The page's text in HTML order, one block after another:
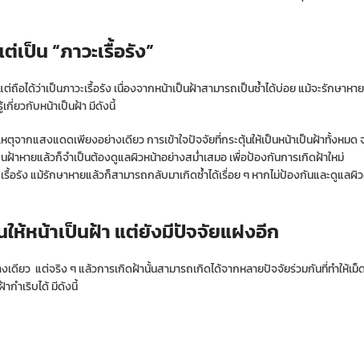
ป็น “ภาวะเรื้อรัง”
อได้ว่าเป็นภาวะเรื้อรัง เนื่องจากหน้าเป็นฝ้าสามารถเป็นซ้ำได้บ่อย แม้จะรักษาห
กี่ยวกับหน้าเป็นฝ้า มีดังนี้
หตุจากแสงแดดเพียงอย่างเดียว การเข้าใจปัจจัยที่กระตุ้นให้เป็นหน้าเป็นฝ้าทั้งห
ฝ้าหายแล้วก็จำเป็นต้องดูแลผิวหน้าอย่างสม่ำเสมอ เพื่อป้องกันการเกิดฝ้าใหม่
เรื้อรัง แม้รักษาหายแล้วก็สามารถกลับมาเกิดซ้ำได้เรื่อย ๆ หากไม่ป้องกันและดูแลผิ
ให้หน้าเป็นฝ้า แต่ยังมีปัจจัยแฝงอีก
เดียว แต่จริง ๆ แล้วการเกิดฝ้านั้นสามารถเกิดได้จากหลายปัจจัยร่วมกันที่ทำให้
กำเริบได้ มีดังนี้